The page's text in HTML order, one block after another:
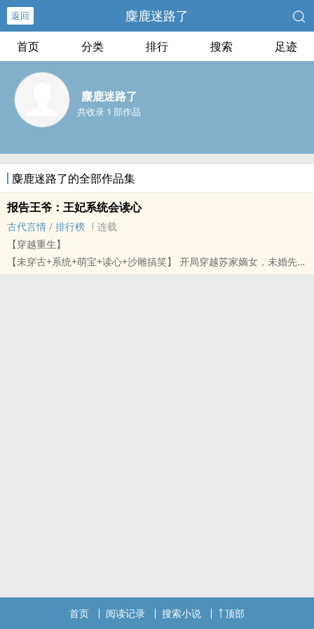
返回 麋鹿迷路了
首页 分类 排行 搜索 足迹
麋鹿迷路了
共收录 1 部作品
麋鹿迷路了的全部作品集
报告王爷：王妃系统会读心
古代言情 / 排行榜
连载
【穿越重生】
【未穿古+系统+萌宝+读心+沙雕搞笑】 开局穿越苏家嫡女，未婚先孕
首页 阅读记录 搜索小说 顶部